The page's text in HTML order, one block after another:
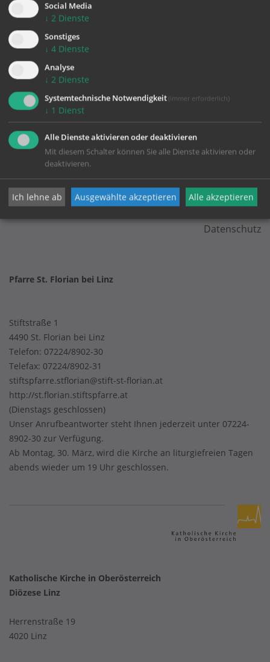
Impressum
Datenschutz
Pfarre St. Florian bei Linz
Stiftstraße 1
4490 St. Florian bei Linz
Telefon: 07224/8902-30
Telefax: 07224/8902-31
stiftspfarre.stflorian@stift-st-florian.at
http://st.florian.stiftspfarre.at
(Dienstags geschlossen)
Unser Anrufbeantworter steht Ihnen jederzeit unter 07224-
8902-30 zur Verfügung.
Ab Montag, 30. März, wird die Kirche an liturgiefreien Tagen
abends wieder um 19 Uhr geschlossen.
Katholische Kirche in Oberösterreich
Diözese Linz
Herrenstraße 19
4020 Linz
Social Media
↓ 2 Dienste
Sonstiges
↓ 4 Dienste
Analyse
↓ 2 Dienste
Systemtechnische Notwendigkeit (immer erforderlich)
↓ 1 Dienst
Alle Dienste aktivieren oder deaktivieren
Mit diesem Schalter können Sie alle Dienste aktivieren oder
deaktivieren.
Ich lehne ab Ausgewählte akzeptieren Alle akzeptieren